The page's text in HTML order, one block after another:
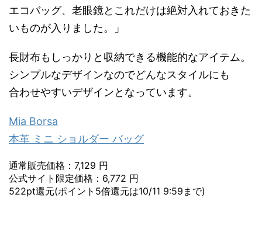
エコバッグ、老眼鏡とこれだけは絶対入れておきた
いものが入りました。」
長財布もしっかりと収納できる機能的なアイテム。
シンプルなデザインなのでどんなスタイルにも
合わせやすいデザインとなっています。
Mia Borsa
本革 ミニ ショルダー バッグ
通常販売価格：7,129 円
公式サイト限定価格：6,772 円
522pt還元(ポイント5倍還元は10/11 9:59まで)